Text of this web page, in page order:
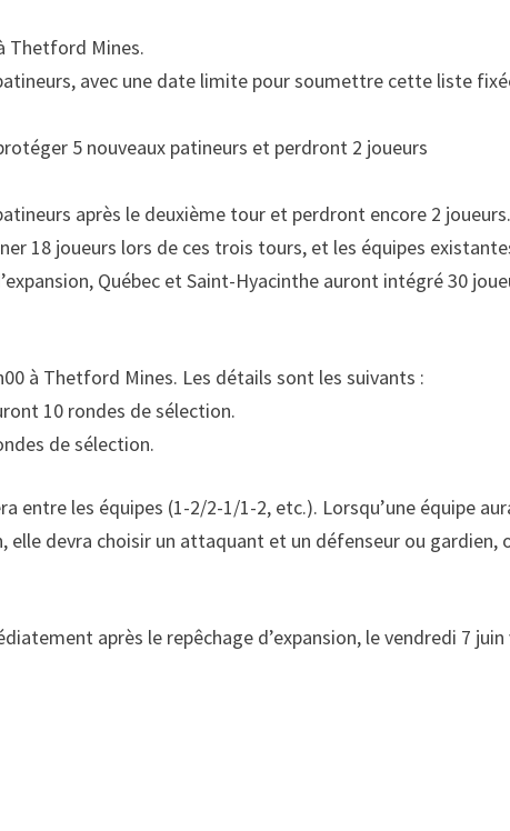
Thetford Mines.
avec une date limite pour soumettre cette liste
5 nouveaux patineurs et perdront 2 joueurs
après le deuxième tour et perdront encore 2
18 joueurs lors de ces trois tours, et les équipes
Québec et Saint-Hyacinthe auront intégré 30
à Thetford Mines. Les détails sont les suivants :
10 rondes de sélection.
de sélection.
entre les équipes (1-2/2-1/1-2, etc.). Lorsqu’une équipe
elle devra choisir un attaquant et un défenseur ou gardien,
après le repêchage d’expansion, le vendredi 7 juin